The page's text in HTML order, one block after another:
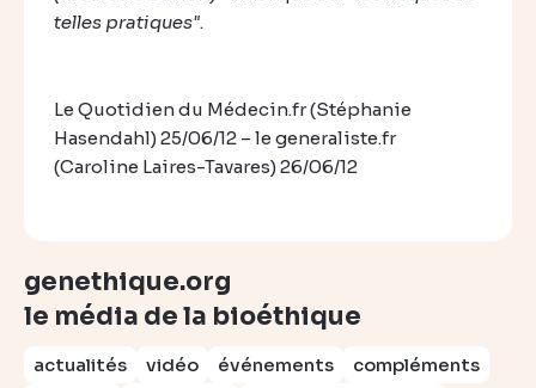
telles pratiques".
Le Quotidien du Médecin.fr (Stéphanie
Hasendahl) 25/06/12 – le generaliste.fr
(Caroline Laires-Tavares) 26/06/12
genethique.org
le média de la bioéthique
actualités vidéo événements
compléments